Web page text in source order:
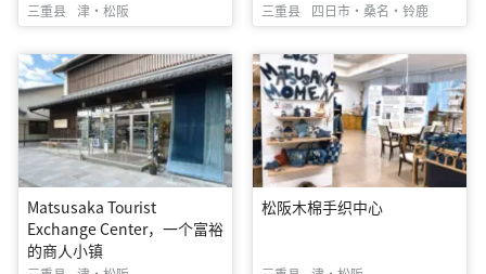
三重县 津・松阪 三重县 四日市・桑名・铃鹿
Matsusaka Tourist
Exchange Center，一个富裕
的商人小镇
松阪木棉手织中心